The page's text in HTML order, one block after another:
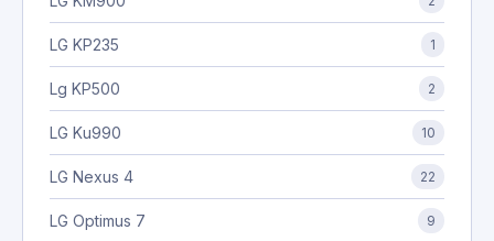
LG KP235 1
Lg KP500 2
LG Ku990 10
LG Nexus 4 22
LG Optimus 7 9